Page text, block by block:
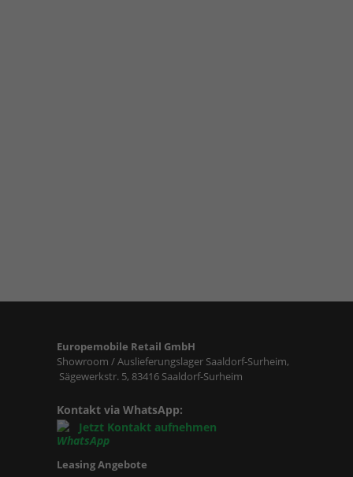
Europemobile Retail GmbH
Showroom / Auslieferungslager Saaldorf-Surheim,
Sägewerkstr. 5, 83416 Saaldorf-Surheim
Kontakt via WhatsApp:
Jetzt Kontakt aufnehmen
Leasing Angebote